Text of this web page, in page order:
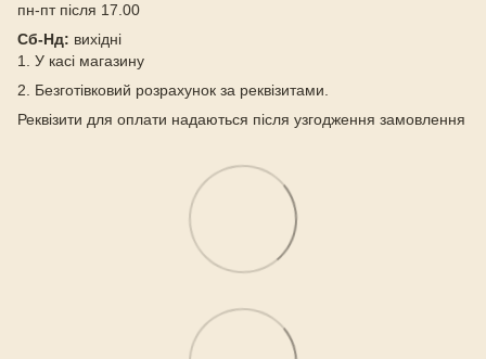
пн-пт після 17.00
Сб-Нд: вихідні
1. У касі магазину
2. Безготівковий розрахунок за реквізитами.
Реквізити для оплати надаються після узгодження замовлення